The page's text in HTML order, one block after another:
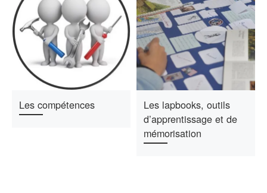
Les compétences
Les lapbooks, outils
d’apprentissage et de
mémorisation